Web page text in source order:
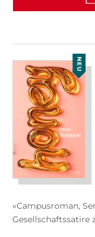
NEU
«Campusroman,
Gesellschaftssatire